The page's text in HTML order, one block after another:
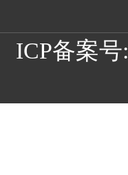
ICP备案号: